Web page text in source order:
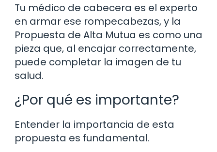
Tu médico de cabecera es el experto
en armar ese rompecabezas, y la
Propuesta de Alta Mutua es como una
pieza que, al encajar correctamente,
puede completar la imagen de tu
salud.
¿Por qué es importante?
Entender la importancia de esta
propuesta es fundamental.